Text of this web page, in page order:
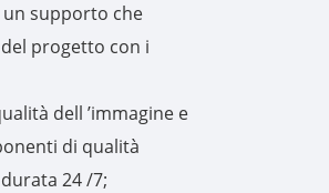
日本語
supporto che
progetto con i
dell ’immagine e
di qualità
24 /7;